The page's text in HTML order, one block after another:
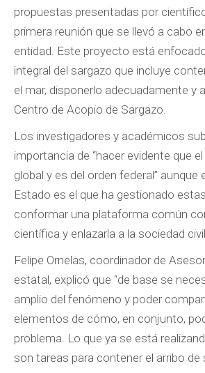
propuestas presentadas por
primera reunión que se llevó a cabo
entidad. Este proyecto está
integral del sargazo que incluye
el mar, disponerlo adecuadamente y
Centro de Acopio de Sargazo.
Los investigadores y académicos
importancia de “hacer evidente que
global y es del orden federal” aunque
Estado es el que ha gestionado
conformar una plataforma común
científica y enlazarla a la sociedad
Felipe Ornelas, coordinador de
estatal, explicó que “de base se
amplio del fenómeno y poder
elementos de cómo, en conjunto,
problema. Lo que ya se está
son tareas para contener el arribo de